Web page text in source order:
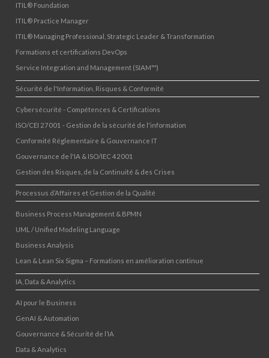
ITIL® Foundation
ITIL® Practice Manager
ITIL® Managing Professional, Strategic Leader & Transformation
Formations et certifications DevOps
Service Integration and Management (SIAM™)
Sécurité de l'Information, Risques & Conformité
Cybersécurité - Compétences & Certifications
ISO/CEI 27001 - Gestion de la sécurité de l'information
Conformité Réglementaire & Gouvernance IT
Gouvernance de l'IA & ISO/IEC 42001
Gestion des Risques, de la Continuité & des Crises
Processus d’Affaires et Gestion de la Qualité
Business Process Management & BPMN
UML / Unified Modeling Language
Business Analysis
Lean & Lean Six Sigma – Formations en amélioration continue
IA, Data & Analytics
AI pour le Business
GenAI & Automation
Gouvernance & Sécurité de l’IA
Data & Analytics